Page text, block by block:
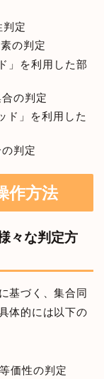
判定
の判定
」を利用した部
の判定
ド」を利用した
判定
作方法
々な判定方
基づく、集合同
体的には以下の
価性の判定